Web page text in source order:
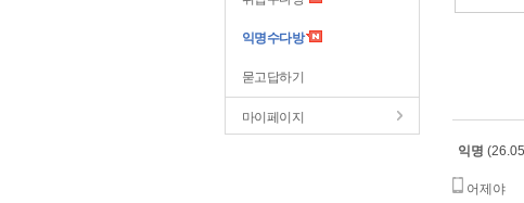
익명수다방
묻고답하기
마이페이지